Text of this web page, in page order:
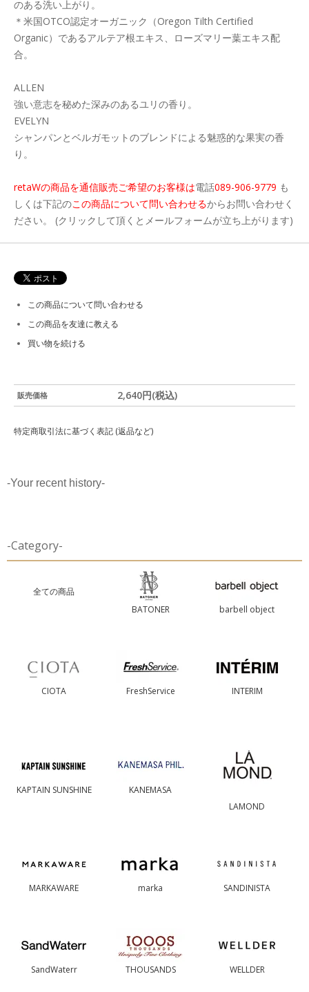
販売価格 2,640円(税込)
特定商取引法に基づく表記 (返品など)
のある洗い上がり。
＊米国OTCO認定オーガニック（Oregon Tilth Certified
Organic）であるアルテア根エキス、ローズマリー葉エキス配
合。
ALLEN
強い意志を秘めた深みのあるユリの香り。
EVELYN
シャンパンとベルガモットのブレンドによる魅惑的な果実の香
り。
retaWの商品を通信販売ご希望のお客様は電話089-906-9779 も
しくは下記のこの商品について問い合わせるからお問い合わせく
ださい。 (クリックして頂くとメールフォームが立ち上がります)
この商品について問い合わせる
この商品を友達に教える
買い物を続ける
-Your recent history-
-Category-
全ての商品
BATONER
barbell object
CIOTA FreshService INTERIM
KAPTAIN SUNSHINE
KANEMASA
LAMOND
MARKAWARE marka SANDINISTA
SandWaterr THOUSANDS WELLDER